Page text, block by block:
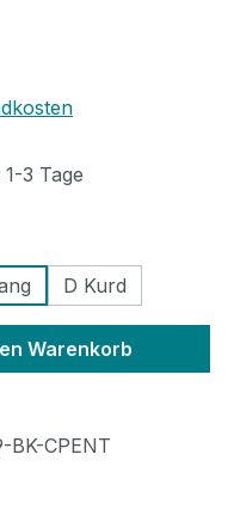
3 Tage
D Kurd
Warenkorb
BK-CPENT